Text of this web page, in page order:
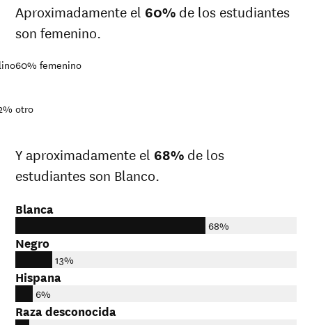
Aproximadamente el 60% de los estudiantes
son femenino.
60% femenino
otro
Y aproximadamente el 68% de los
estudiantes son Blanco.
Blanca
68%
Negro
13%
Hispana
6%
Raza desconocida